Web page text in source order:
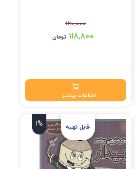
۱۲۰,۰۰۰
قیمت اصلی: ۱۲۰,۰۰۰ تومان بود.۱۱۸,۸۰۰ تومان
اطلاعات بیشتر
1%